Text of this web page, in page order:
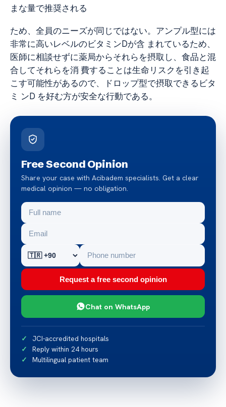
まな量で推奨される
ため、全員のニーズが同じではない。アンプル型には
非常に高いレベルのビタミンDが含 まれているため、
医師に相談せずに薬局からそれらを摂取し、食品と混
合してそれらを消 費することは生命リスクを引き起
こす可能性があるので、ドロップ型で摂取できるビタ
ミ ンD を好む方が安全な行動である。
Free Second Opinion
Share your case with Acibadem specialists. Get a clear
medical opinion — no obligation.
Request a free second opinion
Chat on WhatsApp
JCI-accredited hospitals
Reply within 24 hours
Multilingual patient team